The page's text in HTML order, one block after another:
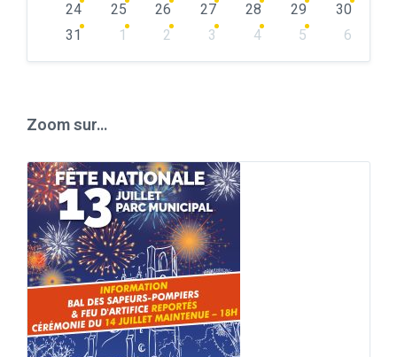
24
25 26 27 28 29
30
31
1 2 3 4 5
6
Zoom sur…